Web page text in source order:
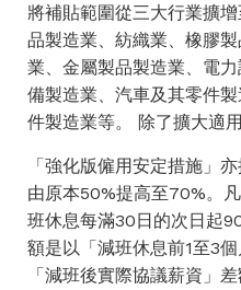
將補貼範圍從三大行業擴
品製造業、紡織業、橡膠
業、金屬製品製造業、電
備製造業、汽車及其零件
件製造業等。 除了擴大適
「強化版僱用安定措施」
由原本50%提高至70%。
班休息每滿30日的次日起
額是以「減班休息前1至3
「減班後實際協議薪資」